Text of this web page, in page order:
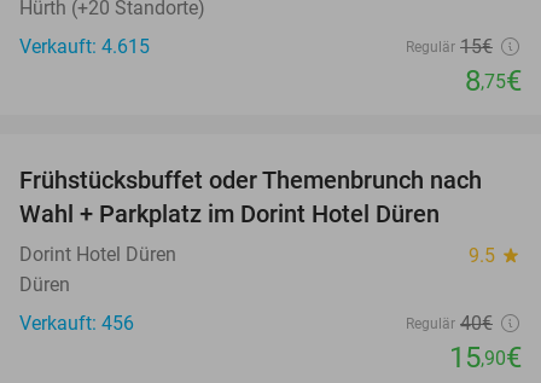
Hürth (+20 Standorte)
Verkauft: 4.615
Regulär 15€
8,75€
60%
Frühstücksbuffet oder Themenbrunch nach
Wahl + Parkplatz im Dorint Hotel Düren
Dorint Hotel Düren 9.5 star
Düren
Verkauft: 456
Regulär 40€
15,90€